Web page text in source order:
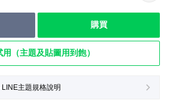
購買
用（主題及貼圖用到飽）
主題規格說明